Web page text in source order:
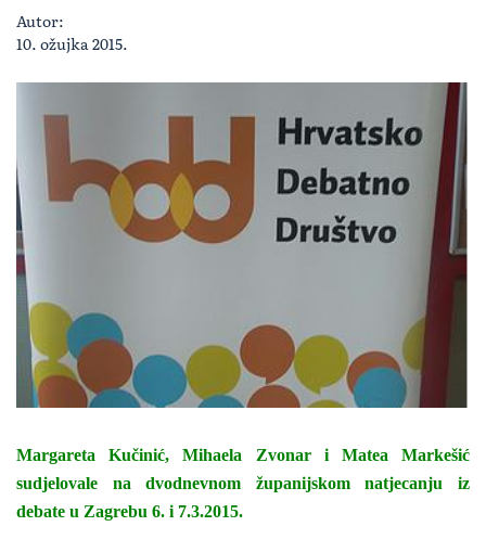
Autor:
10. ožujka 2015.
Margareta Kučinić, Mihaela Zvonar i Matea Markešić
sudjelovale na dvodnevnom županijskom natjecanju iz
debate u Zagrebu 6. i 7.3.2015.